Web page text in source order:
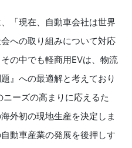
「現在、自動車会社は世界
への取り組みについて対応
の中でも軽商用EVは、物流
』への最適解と考えており
ーズの高まりに応えるた
外初の現地生産を決定しま
動車産業の発展を後押しす